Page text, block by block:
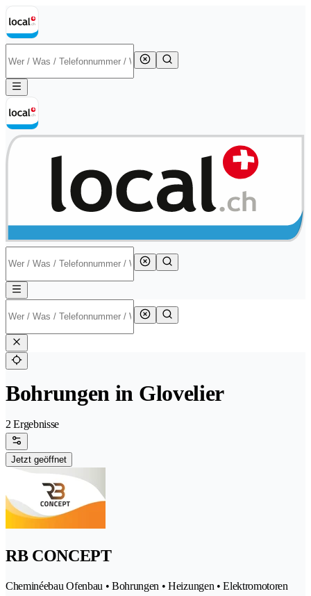
Bohrungen in Glovelier
2 Ergebnisse
Jetzt geöffnet
RB CONCEPT
Cheminéebau Ofenbau • Bohrungen • Heizungen • Elektromotoren